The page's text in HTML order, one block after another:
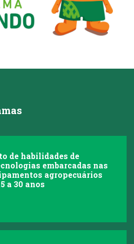
de habilidades de
embarcadas nas
agropecuários
a 30 anos